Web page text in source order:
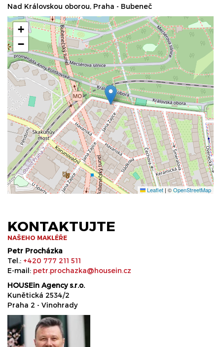
Nad Královskou oborou, Praha - Bubeneč
+
−
Leaflet | ©OpenStreetMap
KONTAKTUJTE
NAŠEHO MAKLÉŘE
Petr Procházka
Tel.: +420 777 211 511
E-mail: petr.prochazka@housein.cz
HOUSEin Agency s.r.o.
Kunětická 2534/2
Praha 2 - Vinohrady